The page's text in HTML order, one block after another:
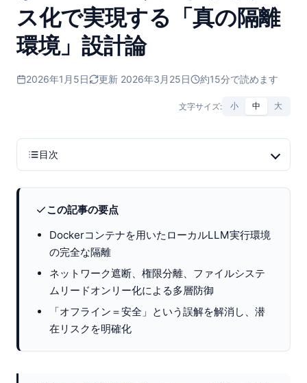
ス化で実現する「真の隔離
環境」設計論
2026年1月5日 更新 2026年3月25日 約15分で読めます
文字サイズ: 小 中 大
目次
この記事の要点
Dockerコンテナを用いたローカルLLM実行環境
の完全な隔離
ネットワーク遮断、権限分離、ファイルシステ
ムリードオンリー化による多層防御
「オフライン＝安全」という誤解を解消し、潜
在リスクを明確化